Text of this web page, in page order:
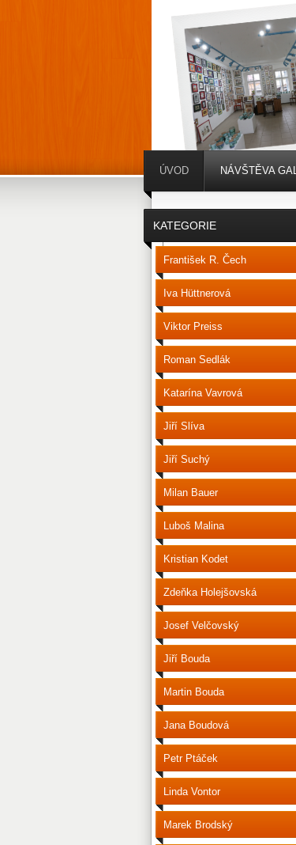
KATEGORIE
František R. Čech
Iva Hüttnerová
Viktor Preiss
Roman Sedlák
Katarína Vavrová
Jiří Slíva
Jiří Suchý
Milan Bauer
Luboš Malina
Kristian Kodet
Zdeňka Holejšovská
Josef Velčovský
Jiří Bouda
Martin Bouda
Jana Boudová
Petr Ptáček
Linda Vontor
Marek Brodský
ÚVOD NÁVŠTĚVA